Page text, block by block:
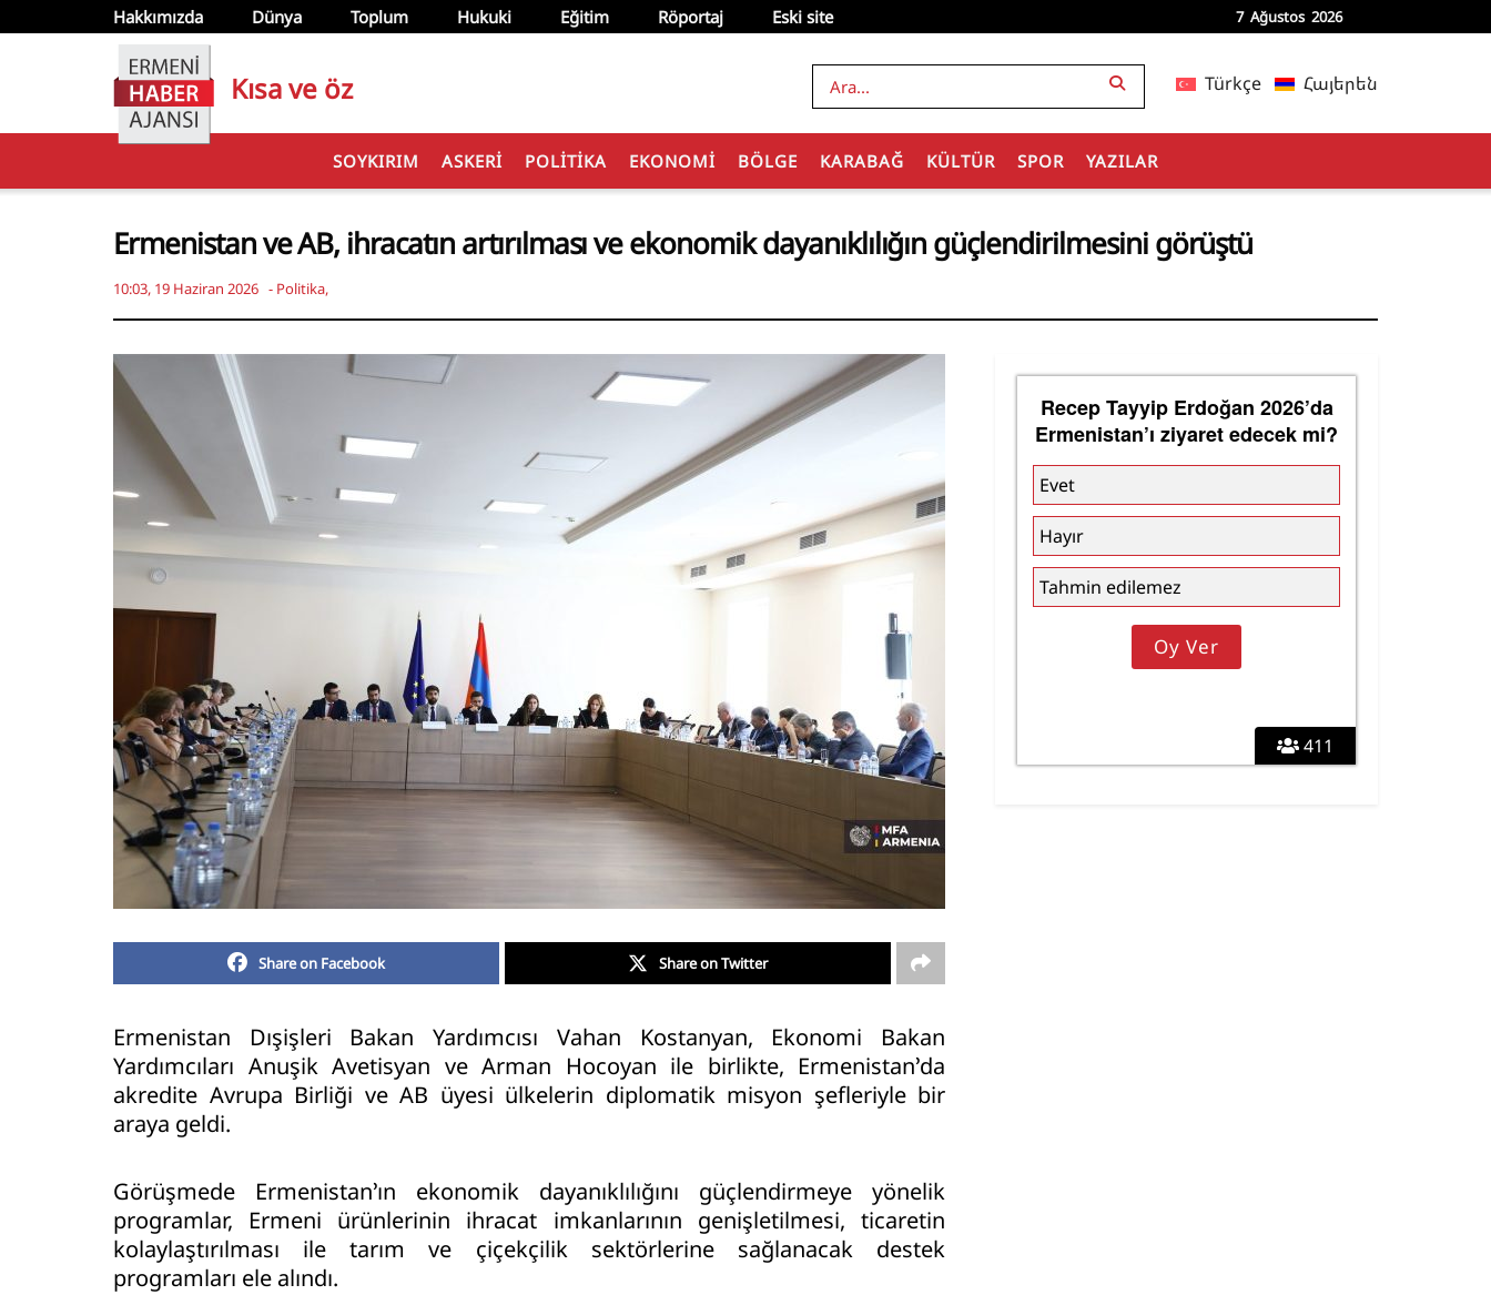
Hakkımızda Dünya Toplum Hukuki Eğitim Röportaj Eski site 7 Ağustos 2026
Kısa ve öz Türkçe Հայերեն
SOYKIRIM ASKERI POLITIKA EKONOMI BÖLGE KARABAĞ KÜLTÜR SPOR YAZILAR
Ermenistan ve AB, ihracatın artırılması ve ekonomik dayanıklılığın güçlendirilmesini görüştü
10:03, 19 Haziran 2026 - Politika,
Share on Facebook Share on Twitter
Ermenistan Dışişleri Bakan Yardımcısı Vahan Kostanyan, Ekonomi Bakan
Yardımcıları Anuşik Avetisyan ve Arman Hocoyan ile birlikte, Ermenistan’da
akredite Avrupa Birliği ve AB üyesi ülkelerin diplomatik misyon şefleriyle bir
araya geldi.
Görüşmede Ermenistan’ın ekonomik dayanıklılığını güçlendirmeye yönelik
programlar, Ermeni ürünlerinin ihracat imkanlarının genişletilmesi, ticaretin
kolaylaştırılması ile tarım ve çiçekçilik sektörlerine sağlanacak destek
programları ele alındı.
411
Recep Tayyip Erdoğan 2026’da
Ermenistan’ı ziyaret edecek mi?
Evet
Hayır
Tahmin edilemez